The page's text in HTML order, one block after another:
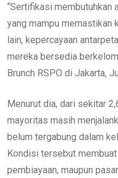
“Sertifikasi membutuhkan
yang mampu memastikan
lain, kepercayaan
mereka bersedia
Brunch RSPO di Jakarta,
Menurut dia, dari sekitar
mayoritas masih
belum tergabung dalam
Kondisi tersebut
pembiayaan, maupun